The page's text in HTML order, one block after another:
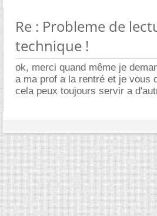
Re : Probleme de
technique !
ok, merci quand même je
a ma prof a la rentré et je vous
cela peux toujours servir a